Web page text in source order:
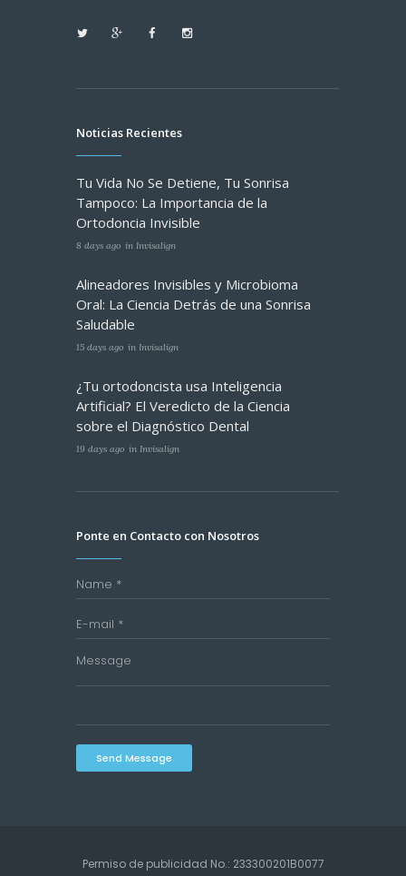
Noticias Recientes
Tu Vida No Se Detiene, Tu Sonrisa
Tampoco: La Importancia de la
Ortodoncia Invisible
8 days ago in Invisalign
Alineadores Invisibles y Microbioma
Oral: La Ciencia Detrás de una Sonrisa
Saludable
15 days ago in Invisalign
¿Tu ortodoncista usa Inteligencia
Artificial? El Veredicto de la Ciencia
sobre el Diagnóstico Dental
19 days ago in Invisalign
Ponte en Contacto con Nosotros
Send Message
Permiso de publicidad No.: 233300201B0077